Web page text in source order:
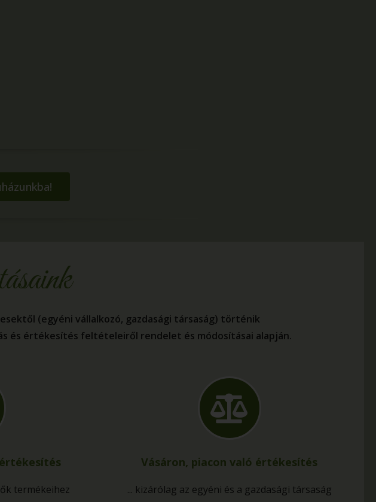
(egyéni vállalkozó, gazdasági társaság) történik
és értékesítés feltételeiről rendelet és módosításai alapján.
termékeihez
Vásáron, piacon való értékesítés
... kizárólag az egyéni és a gazdasági társaság